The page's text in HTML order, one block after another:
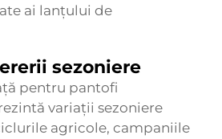
ai lanțului de
sezoniere
pentru pantofi
variații sezoniere
agricole, campaniile